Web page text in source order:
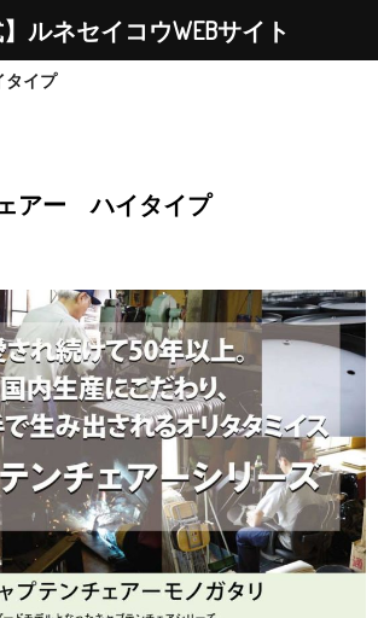
タイプ
アー ハイタイプ
】ルネセイコウWEBサイト